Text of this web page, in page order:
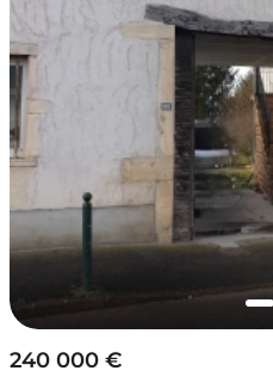
240 000 €